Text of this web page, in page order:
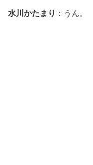
水川かたまり ：うん。